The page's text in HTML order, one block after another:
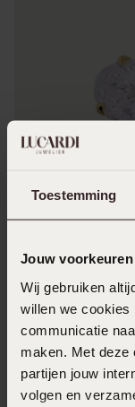
Toestemming
Jouw voorkeuren
Wij gebruiken
willen we cookies
communicatie
maken. Met deze
partijen jouw
volgen en
14 karaat
1.12ct
159999